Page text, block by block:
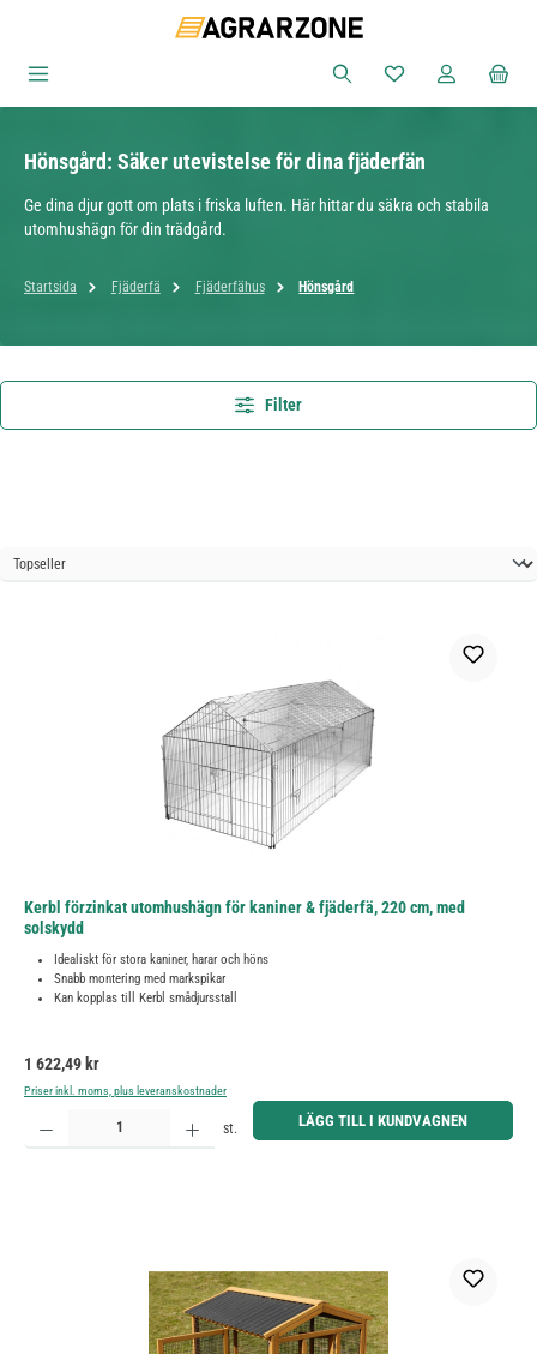
Du har 0 objekt i
Hönsgård: Säker utevistelse för dina fjäderfän
Ge dina djur gott om plats i friska luften. Här hittar du säkra och stabila
utomhushägn för din trädgård.
Startsida Fjäderfä Fjäderfähus Hönsgård
Filter
Kerbl förzinkat utomhushägn för kaniner & fjäderfä, 220 cm, med
solskydd
Idealiskt för stora kaniner, harar och höns
Snabb montering med markspikar
Kan kopplas till Kerbl smådjursstall
Ordinarie pris:
1 622,49 kr
Priser inkl. moms, plus leveranskostnader
Produktkvantitet: Ange önskat belopp eller använd knapparna för att öka eller minska kvantiteten.
st. LÄGG TILL I KUNDVAGNEN